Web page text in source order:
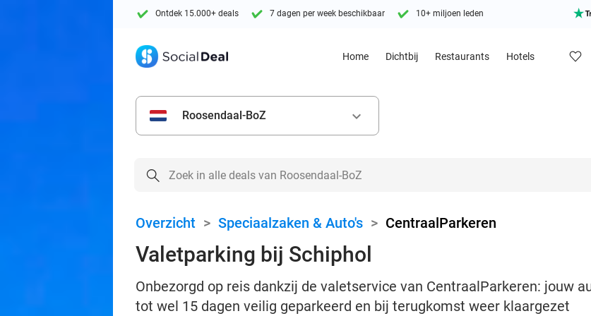
Ontdek 15.000+ deals 7 dagen per week beschikbaar 10+ miljoen leden
Home Dichtbij Restaurants Hotels
Roosendaal-BoZ keyboard_arrow_down
Overzicht > Speciaalzaken & Auto's > CentraalParkeren
Valetparking bij Schiphol
Onbezorgd op reis dankzij de valetservice van CentraalParkeren: jouw
tot wel 15 dagen veilig geparkeerd en bij terugkomst weer klaargezet